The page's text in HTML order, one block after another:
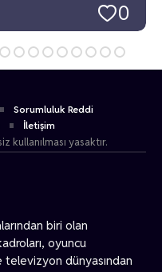
0
biri olan
oyuncu
dünyasından
Sorumluluk Reddi
İletişim
yasaktır.